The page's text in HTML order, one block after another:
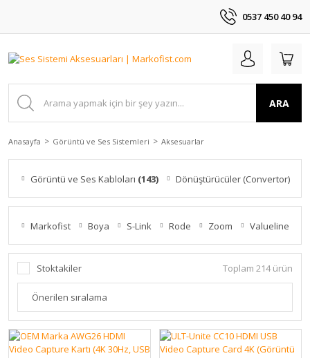
0537 450 40 94
ARA
Anasayfa Görüntü ve Ses Sistemleri Aksesuarlar
Görüntü ve Ses Kabloları (143) Dönüştürücüler (Convertor)
Markofist Boya S-Link Rode Zoom Valueline
Stoktakiler Toplam 214 ürün